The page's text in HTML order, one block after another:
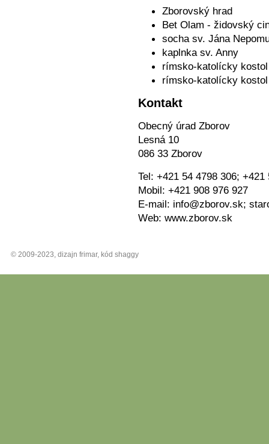
Zborovský hrad
Bet Olam - židovský
socha sv. Jána
kaplnka sv. Anny
rímsko-katolícky
rímsko-katolícky
Kontakt
Obecný úrad Zborov
Lesná 10
086 33 Zborov
Tel: +421 54 4798 306;
Mobil: +421 908 976 927
E-mail: info@zborov.sk;
Web: www.zborov.sk
© 2009-2023, dizajn frimar, kód shaggy